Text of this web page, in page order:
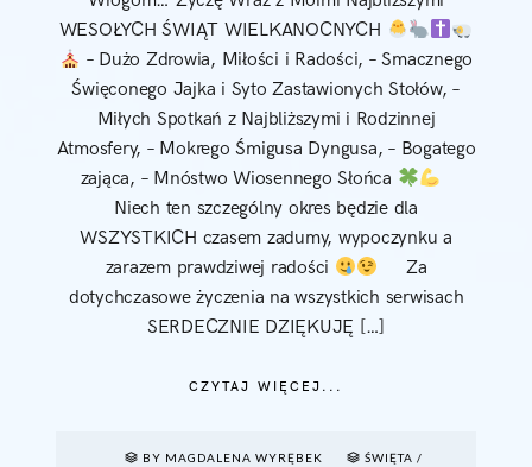
WESOŁYCH ŚWIĄT WIELKANOCNYCH
– Dużo Zdrowia, Miłości i Radości, – Smacznego
Święconego Jajka i Syto Zastawionych Stołów, –
Miłych Spotkań z Najbliższymi i Rodzinnej
Atmosfery, – Mokrego Śmigusa Dyngusa, – Bogatego
zająca, – Mnóstwo Wiosennego Słońca
Niech ten szczególny okres będzie dla
WSZYSTKICH czasem zadumy, wypoczynku a
zarazem prawdziwej radości
Za
dotychczasowe życzenia na wszystkich serwisach
SERDECZNIE DZIĘKUJĘ […]
CZYTAJ WIĘCEJ...
BY MAGDALENA WYRĘBEK ŚWIĘTA /